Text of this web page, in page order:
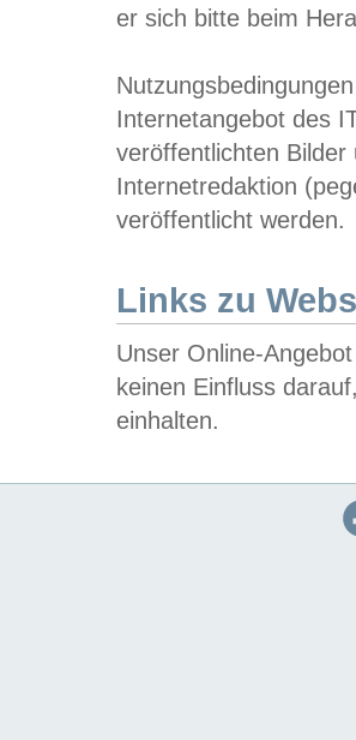
er sich bitte beim
Internetangebot des
veröffentlichten
Internetredaktion
veröffentlicht werden.
Links zu
Unser Online-
keinen Einfluss
einhalten.